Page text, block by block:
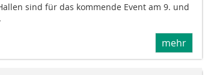
sind für das kommende Event am 9. und
mehr